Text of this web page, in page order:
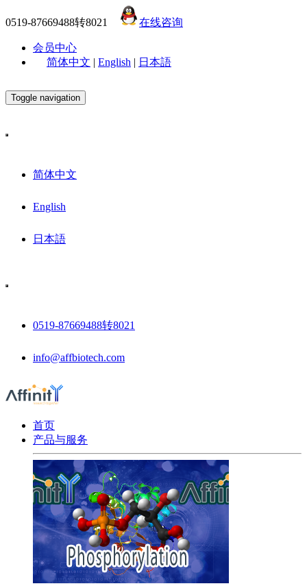
0519-87669488转8021 在线咨询
会员中心
简体中文 | English | 日本語
Toggle navigation
简体中文
English
日本語
0519-87669488转8021
info@affbiotech.com
首页
产品与服务